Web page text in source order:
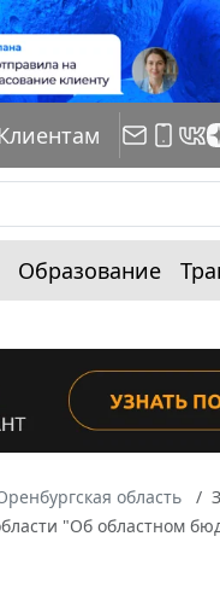
Образование
область
"Об областном